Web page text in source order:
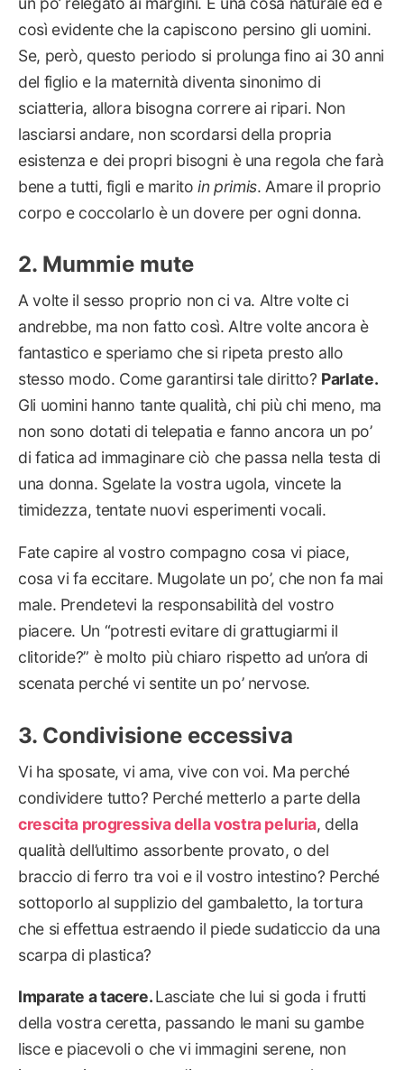
così evidente che la capiscono persino gli uomini.
Se, però, questo periodo si prolunga fino ai 30 anni
del figlio e la maternità diventa sinonimo di
sciatteria, allora bisogna correre ai ripari. Non
lasciarsi andare, non scordarsi della propria
esistenza e dei propri bisogni è una regola che farà
bene a tutti, figli e maritoin primis. Amare il proprio
corpo e coccolarlo è un dovere per ogni donna.
Mummie mute
A volte il sesso proprio non ci va. Altre volte ci
andrebbe, ma non fatto così. Altre volte ancora è
fantastico e speriamo che si ripeta presto allo
stesso modo. Come garantirsi tale diritto? Parlate.
Gli uomini hanno tante qualità, chi più chi meno, ma
non sono dotati di telepatia e fanno ancora un po’
di fatica ad immaginare ciò che passa nella testa di
una donna. Sgelate la vostra ugola, vincete la
timidezza, tentate nuovi esperimenti vocali.
Fate capire al vostro compagno cosa vi piace,
cosa vi fa eccitare. Mugolate un po’, che non fa mai
male. Prendetevi la responsabilità del vostro
piacere. Un “potresti evitare di grattugiarmi il
clitoride?” è molto più chiaro rispetto ad un’ora di
scenata perché vi sentite un po’ nervose.
Condivisione eccessiva
Vi ha sposate, vi ama, vive con voi. Ma perché
condividere tutto? Perché metterlo a parte della
crescita progressiva della vostra peluria, della
qualità dell’ultimo assorbente provato, o del
braccio di ferro tra voi e il vostro intestino? Perché
sottoporlo al supplizio del gambaletto, la tortura
che si effettua estraendo il piede sudaticcio da una
scarpa di plastica?
Imparate a tacere.Lasciate che lui si goda i frutti
della vostra ceretta, passando le mani su gambe
lisce e piacevoli o che vi immagini serene, non